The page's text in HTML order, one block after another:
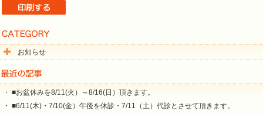
お知らせ
・ ■お盆休みを8/11(火）～8/16(日）頂きます。
・ ■6/11(木)・7/10(金）午後を休診・7/11（土）代診とさせて頂きます。